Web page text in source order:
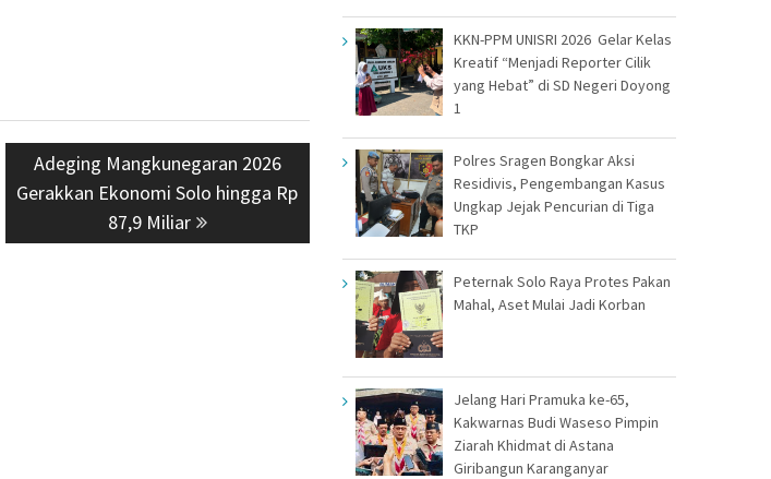
Next
post:
Adeging Mangkunegaran 2026
Gerakkan Ekonomi Solo hingga Rp
87,9 Miliar
KKN-PPM UNISRI 2026 Gelar Kelas
Kreatif “Menjadi Reporter Cilik
yang Hebat” di SD Negeri Doyong
1
Polres Sragen Bongkar Aksi
Residivis, Pengembangan Kasus
Ungkap Jejak Pencurian di Tiga
TKP
Peternak Solo Raya Protes Pakan
Mahal, Aset Mulai Jadi Korban
Jelang Hari Pramuka ke-65,
Kakwarnas Budi Waseso Pimpin
Ziarah Khidmat di Astana
Giribangun Karanganyar